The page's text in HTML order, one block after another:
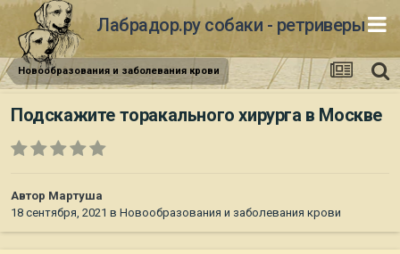
Лабрадор.ру собаки - ретриверы
Новообразования и заболевания крови
Подскажите торакального хирурга в Москве
Автор Мартуша
18 сентября, 2021 в Новообразования и заболевания крови